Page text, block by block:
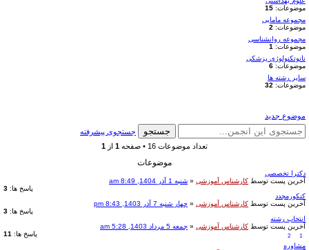
موضوعات: 15
مجموعه مامایی
موضوعات: 2
مجموعه روانشناسی
موضوعات: 1
نانوتکنولوژی پزشکی
موضوعات: 6
سایر رشته ها
موضوعات: 32
موضوع جدید
جستجو
جستجوی پیشرفته
تعداد موضوعات 16 • صفحه
1 از 1
موضوعات
دکترا تخصصی
آخرین پست توسط کارشناس آموزشی « شنبه 1 آذر 1404, 8:49 am
پاسخ ها: 3
کنکورمجدد
آخرین پست توسط کارشناس آموزشی « چهار شنبه 7 آذر 1403, 8:43 pm
پاسخ ها: 3
انتخاب رشته
آخرین پست توسط کارشناس آموزشی « جمعه 5 مرداد 1403, 5:28 am
پاسخ ها: 11 1
2
مشاوره